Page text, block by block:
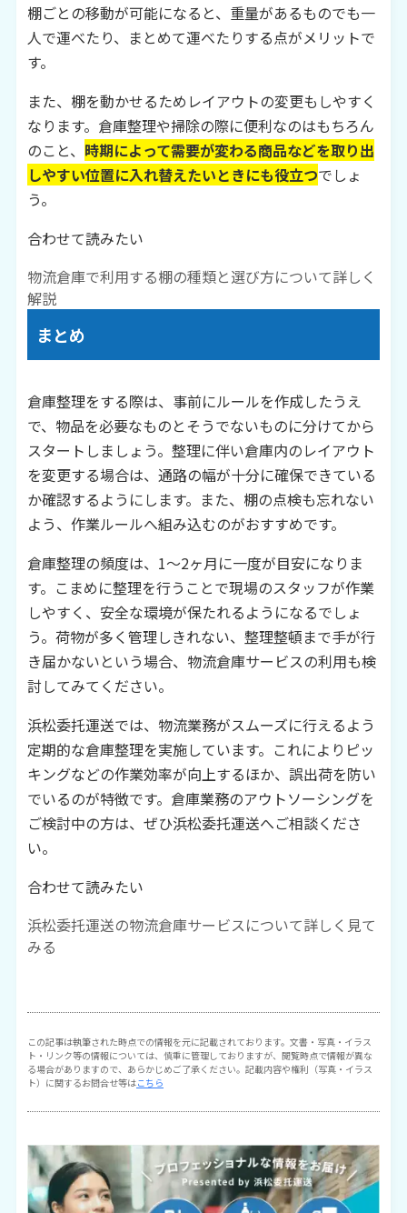
棚ごとの移動が可能になると、重量があるものでも一
人で運べたり、まとめて運べたりする点がメリットで
す。
また、棚を動かせるためレイアウトの変更もしやすく
なります。倉庫整理や掃除の際に便利なのはもちろん
のこと、 時期によって需要が変わる商品などを取り出
しやすい位置に入れ替えたいときにも役立つでしょ
う。
合わせて読みたい
物流倉庫で利用する棚の種類と選び方について詳しく
解説
まとめ
倉庫整理をする際は、事前にルールを作成したうえ
で、物品を必要なものとそうでないものに分けてから
スタートしましょう。整理に伴い倉庫内のレイアウト
を変更する場合は、通路の幅が十分に確保できている
か確認するようにします。また、棚の点検も忘れない
よう、作業ルールへ組み込むのがおすすめです。
倉庫整理の頻度は、1～2ヶ月に一度が目安になりま
す。こまめに整理を行うことで現場のスタッフが作業
しやすく、安全な環境が保たれるようになるでしょ
う。荷物が多く管理しきれない、整理整頓まで手が行
き届かないという場合、物流倉庫サービスの利用も検
討してみてください。
浜松委托運送では、物流業務がスムーズに行えるよう
定期的な倉庫整理を実施しています。これによりピッ
キングなどの作業効率が向上するほか、誤出荷を防い
でいるのが特徴です。倉庫業務のアウトソーシングを
ご検討中の方は、ぜひ浜松委托運送へご相談くださ
い。
合わせて読みたい
浜松委托運送の物流倉庫サービスについて詳しく見て
みる
この記事は執筆された時点での情報を元に記載されております。文書・写真・イラス
ト・リンク等の情報については、慎重に管理しておりますが、閲覧時点で情報が異な
る場合がありますので、あらかじめご了承ください。記載内容や権利（写真・イラス
ト）に関するお問合せ等はこちら